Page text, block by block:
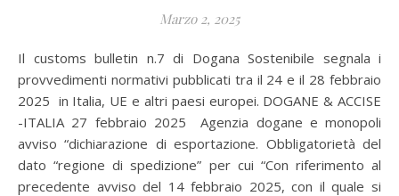
Marzo 2, 2025
Il customs bulletin n.7 di Dogana Sostenibile segnala i
provvedimenti normativi pubblicati tra il 24 e il 28 febbraio
2025 in Italia, UE e altri paesi europei. DOGANE & ACCISE
-ITALIA 27 febbraio 2025 Agenzia dogane e monopoli
avviso “dichiarazione di esportazione. Obbligatorietà del
dato “regione di spedizione” per cui “Con riferimento al
precedente avviso del 14 febbraio 2025, con il quale si